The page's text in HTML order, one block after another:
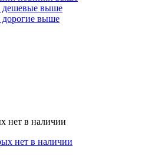
дешевые выше
дорогие выше
нет в наличии
нет в наличии